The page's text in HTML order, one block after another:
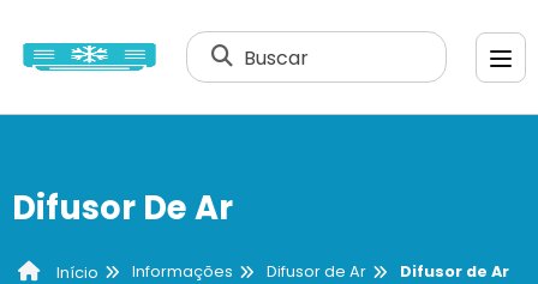
Buscar
Difusor De Ar
Início Informações Difusor de Ar Difusor de Ar